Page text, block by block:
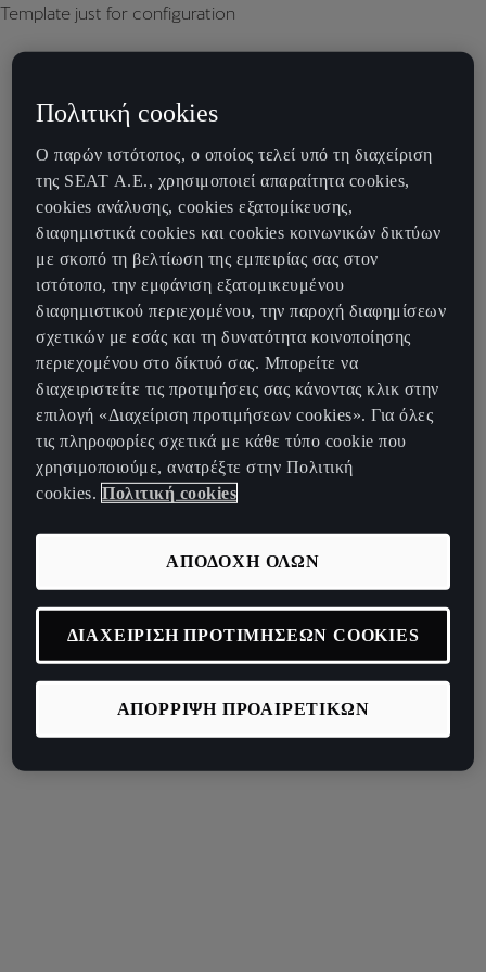
Template just for configuration
Πολιτική cookies
Ο παρών ιστότοπος, ο οποίος τελεί υπό τη διαχείριση
της SEAT Α.Ε., χρησιμοποιεί απαραίτητα cookies,
cookies ανάλυσης, cookies εξατομίκευσης,
διαφημιστικά cookies και cookies κοινωνικών δικτύων
με σκοπό τη βελτίωση της εμπειρίας σας στον
ιστότοπο, την εμφάνιση εξατομικευμένου
διαφημιστικού περιεχομένου, την παροχή διαφημίσεων
σχετικών με εσάς και τη δυνατότητα κοινοποίησης
περιεχομένου στο δίκτυό σας. Μπορείτε να
διαχειριστείτε τις προτιμήσεις σας κάνοντας κλικ στην
επιλογή «Διαχείριση προτιμήσεων cookies». Για όλες
τις πληροφορίες σχετικά με κάθε τύπο cookie που
χρησιμοποιούμε, ανατρέξτε στην Πολιτική
cookies. Πολιτική cookies
ΑΠΟΡΡΙΨΗ ΠΡΟΑΙΡΕΤΙΚΩΝ
ΑΠΟΔΟΧΗ ΟΛΩΝ
ΔΙΑΧΕΙΡΙΣΗ ΠΡΟΤΙΜΗΣΕΩΝ COOKIES